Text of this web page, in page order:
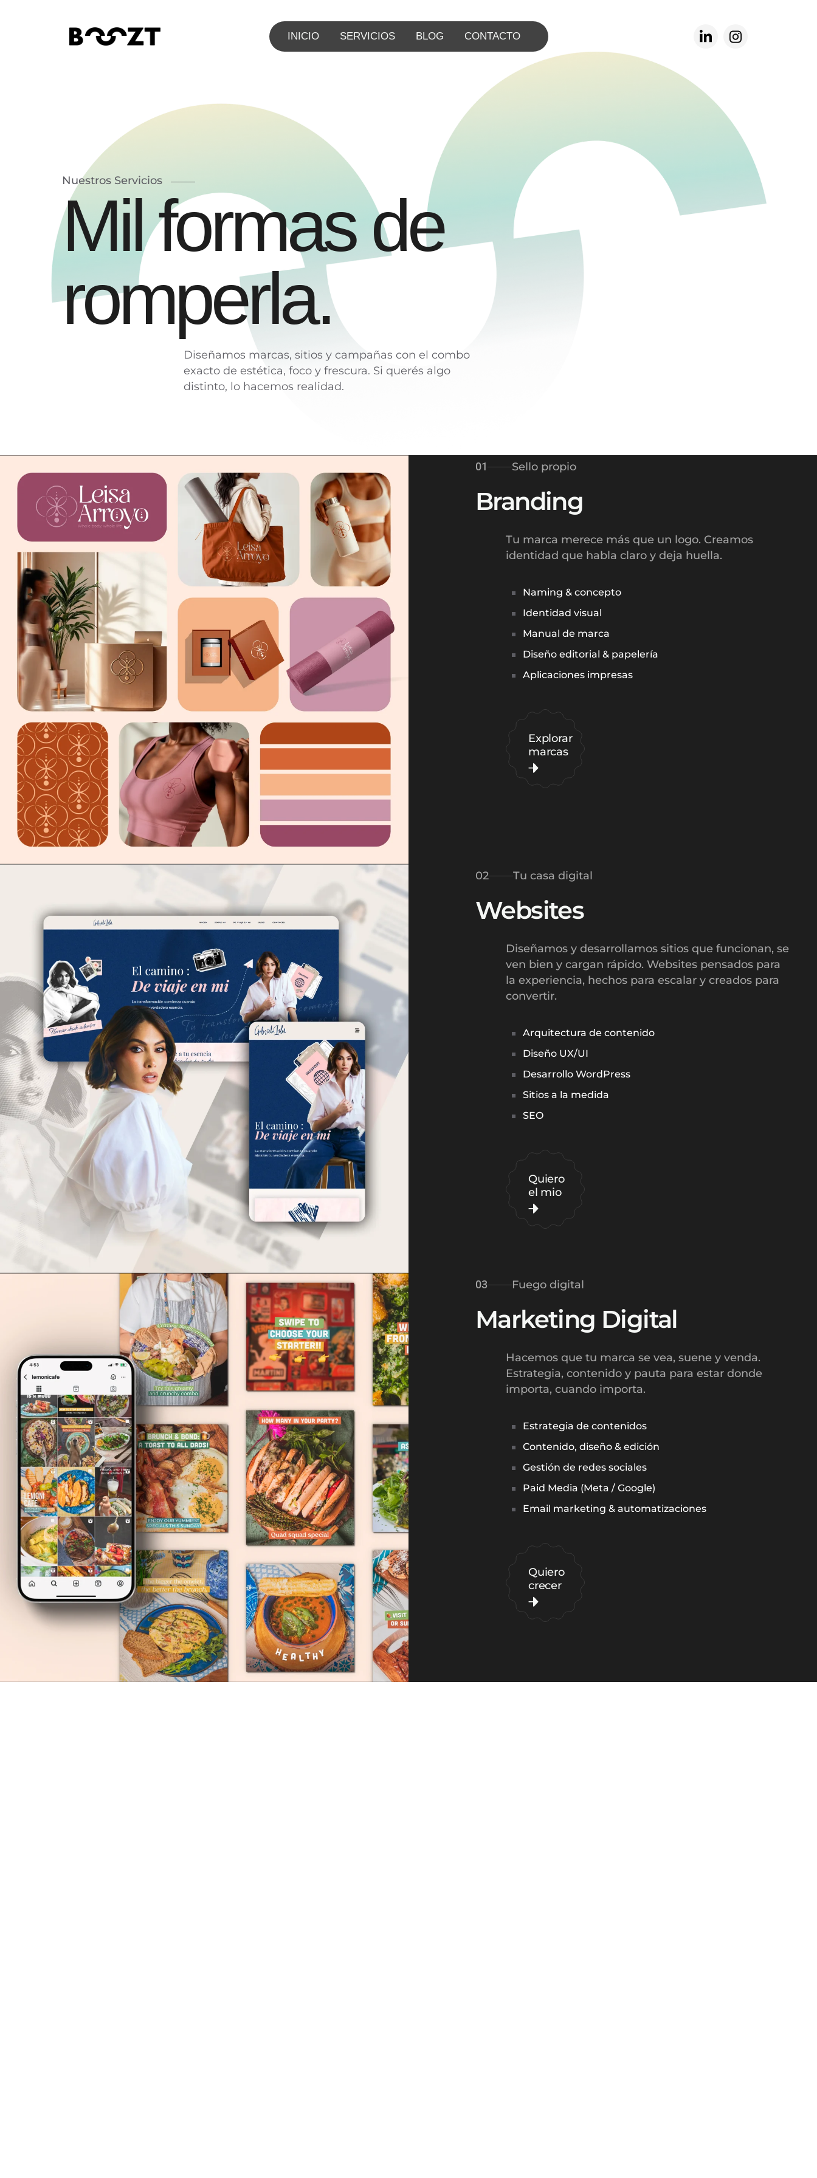
INICIO SERVICIOS BLOG CONTACTO
Nuestros Servicios
Milformas de
romperla.
Diseñamos marcas, sitios y campañas con el combo
exacto de estética, foco y frescura. Si querés algo
distinto, lo hacemos realidad.
01 Sello propio
Branding
Tu marca merece más que un logo. Creamos
identidad que habla claro y deja huella.
Naming & concepto
Identidad visual
Manual de marca
Diseño editorial & papelería
Aplicaciones impresas
Explorar
marcas
02 Tu casa digital
Websites
Diseñamos y desarrollamos sitios que funcionan, se
ven bien y cargan rápido. Websites pensados para
la experiencia, hechos para escalar y creados para
convertir.
Arquitectura de contenido
Diseño UX/UI
Desarrollo WordPress
Sitios a la medida
SEO
Quiero
el mio
03 Fuego digital
Marketing Digital
Hacemos que tu marca se vea, suene y venda.
Estrategia, contenido y pauta para estar donde
importa, cuando importa.
Estrategia de contenidos
Contenido, diseño & edición
Gestión de redes sociales
Paid Media (Meta / Google)
Email marketing & automatizaciones
Quiero
crecer